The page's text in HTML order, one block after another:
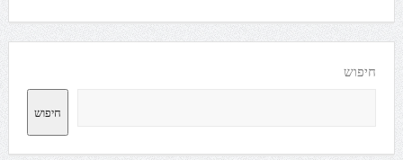
חיפוש
חיפוש